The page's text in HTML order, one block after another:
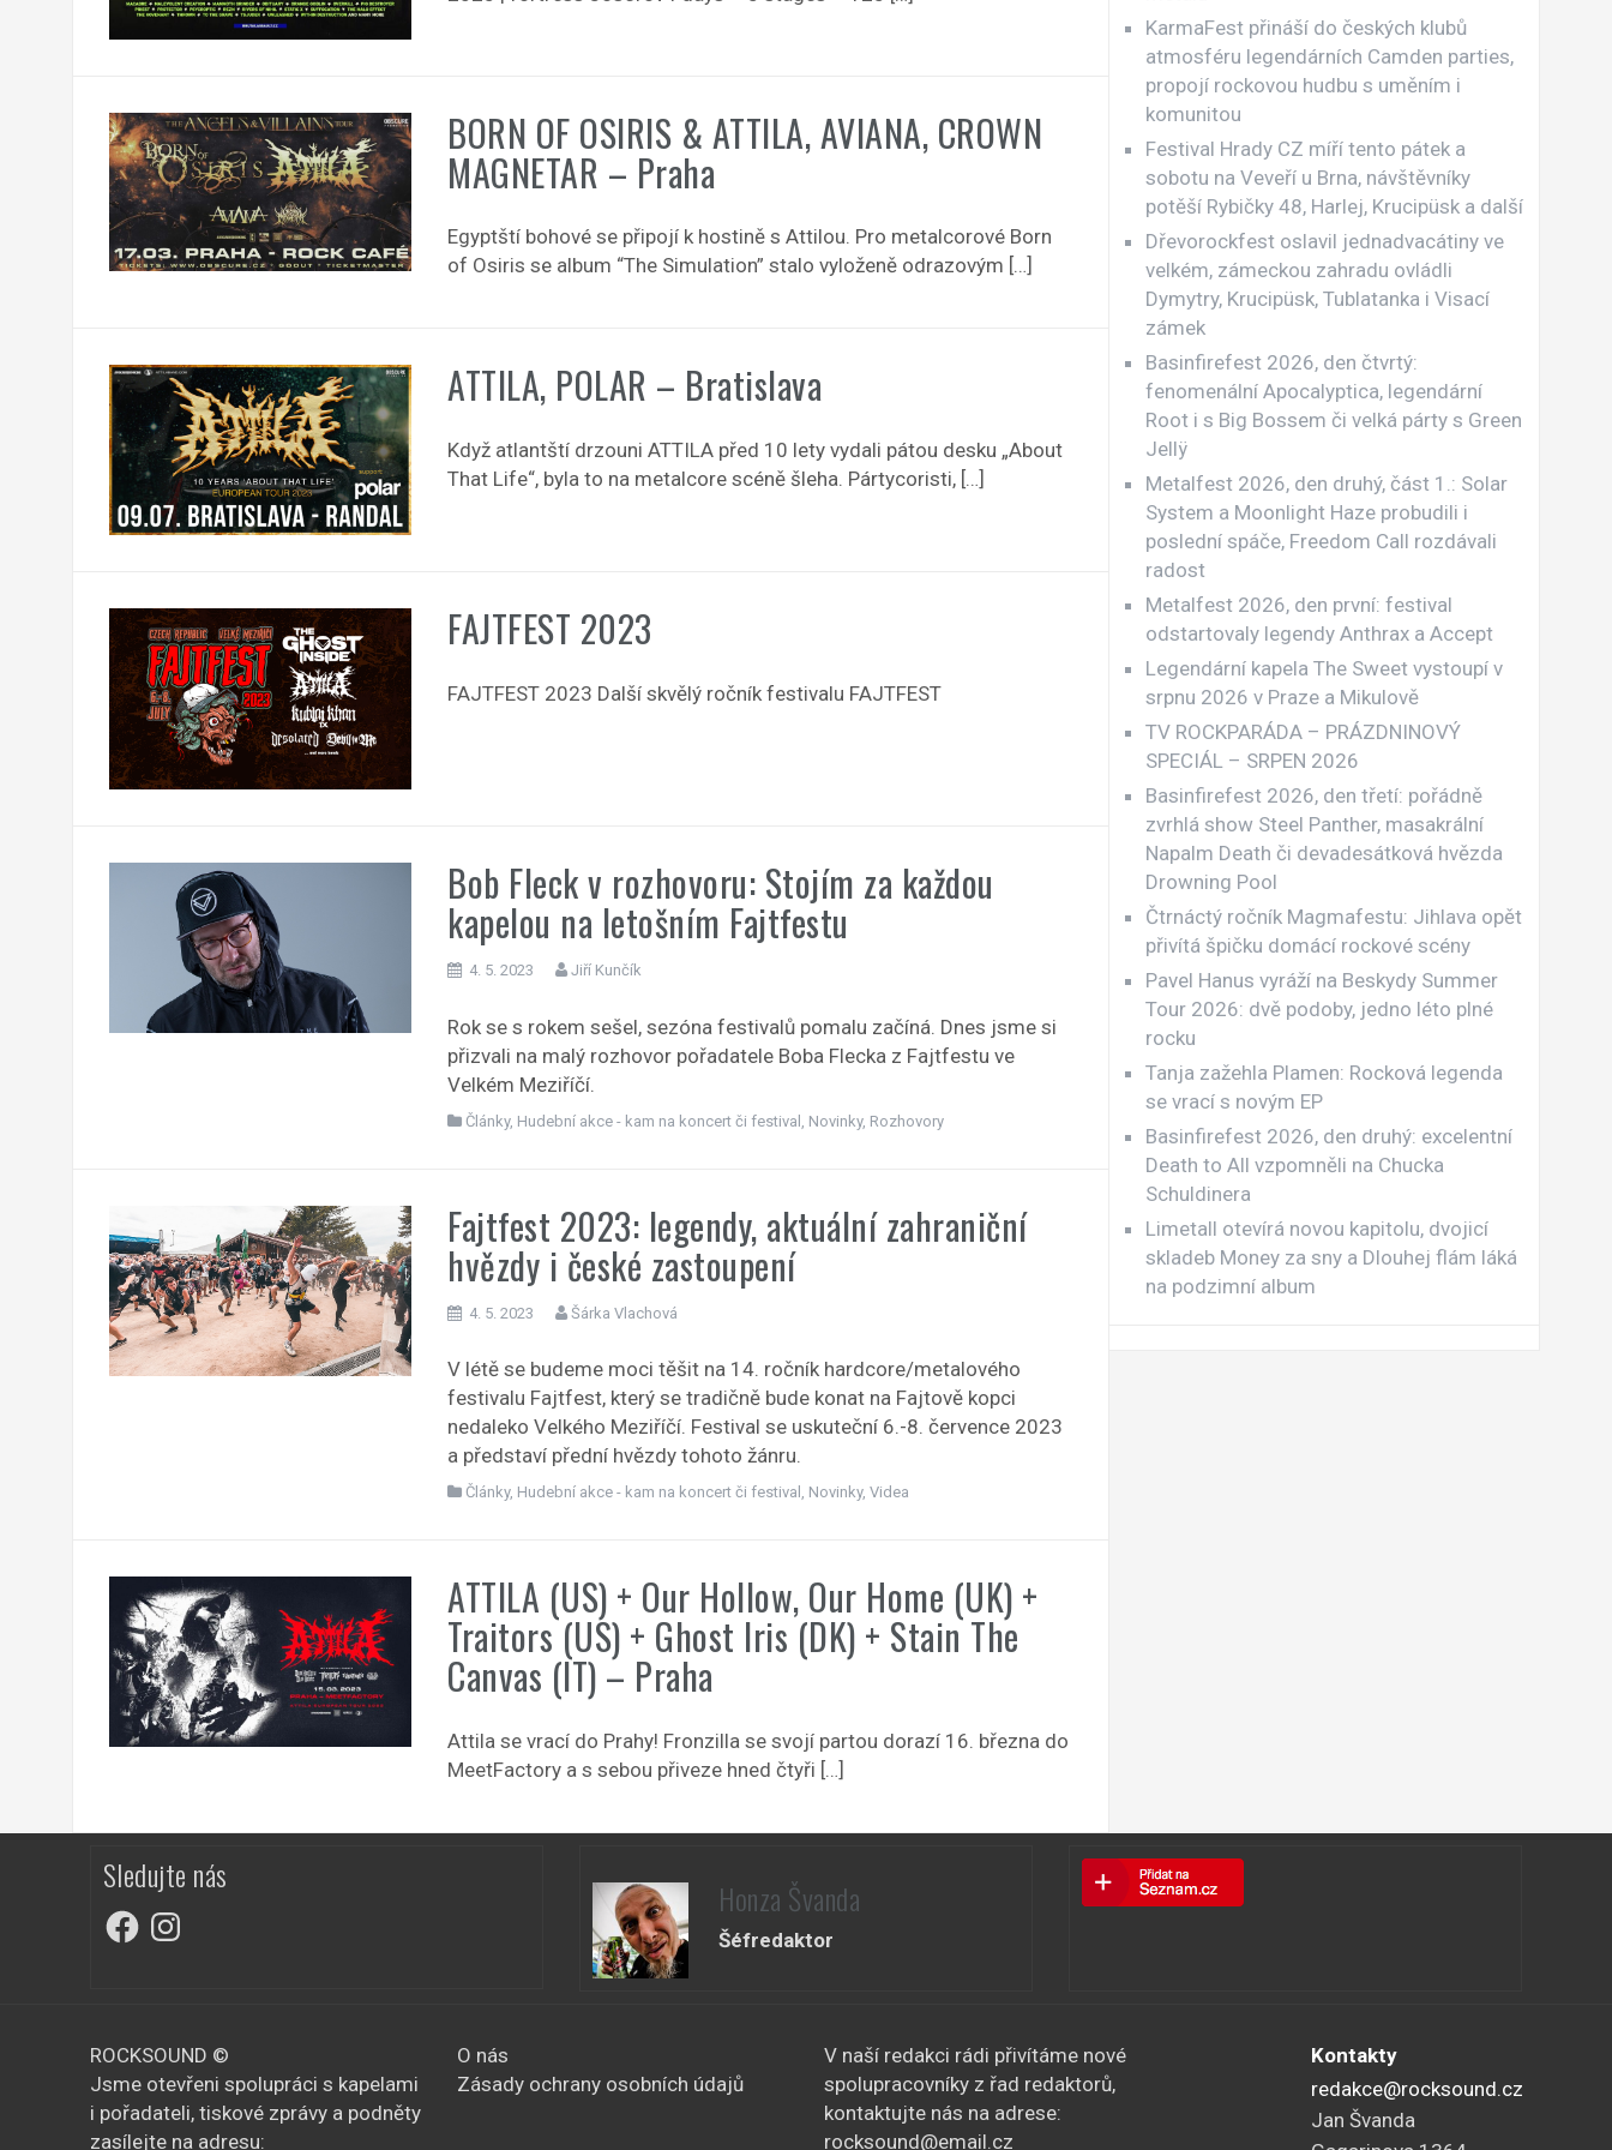
BORN OF OSIRIS & ATTILA, AVIANA, CROWN
MAGNETAR – Praha
Egyptští bohové se připojí k hostině s Attilou. Pro metalcorové Born
of Osiris se album “The Simulation” stalo vyloženě odrazovým […]
ATTILA, POLAR – Bratislava
Když atlantští drzouni ATTILA před 10 lety vydali pátou desku „About
That Life“, byla to na metalcore scéně šleha. Pártycoristi, […]
FAJTFEST 2023
FAJTFEST 2023 Další skvělý ročník festivalu FAJTFEST
Bob Fleck v rozhovoru: Stojím za každou
kapelou na letošním Fajtfestu
4. 5. 2023 Jiří Kunčík
Rok se s rokem sešel, sezóna festivalů pomalu začíná. Dnes jsme si
přizvali na malý rozhovor pořadatele Boba Flecka z Fajtfestu ve
Velkém Meziříčí.
Články, Hudební akce - kam na koncert či festival Novinky, Rozhovory
Fajtfest 2023: legendy, aktuální zahraniční
hvězdy i české zastoupení
4. 5. 2023 Šárka Vlachová
V létě se budeme moci těšit na 14. ročník hardcore/metalového
festivalu Fajtfest, který se tradičně bude konat na Fajtově kopci
nedaleko Velkého Meziříčí. Festival se uskuteční 6.-8. července 2023
a představí přední hvězdy tohoto žánru.
Články, Hudební akce - kam na koncert či festival , Novinky,Videa
ATTILA (US) + Our Hollow, Our Home (UK) +
Traitors (US) + Ghost Iris (DK) + Stain The
Canvas (IT) – Praha
Attila se vrací do Prahy! Fronzilla se svojí partou dorazí 16. března do
MeetFactory a s sebou přiveze hned čtyři […]
KarmaFest přináší do českých klubů
atmosféru legendárních Camden parties,
propojí rockovou hudbu s uměním i
komunitou
Festival Hrady CZ míří tento pátek a
sobotu na Veveří u Brna, návštěvníky
potěší Rybičky 48, Harlej, Krucipüsk a další
Dřevorockfest oslavil jednadvacátiny ve
velkém, zámeckou zahradu ovládli
Dymytry, Krucipüsk, Tublatanka i Visací
zámek
Basinfirefest 2026, den čtvrtý:
fenomenální Apocalyptica, legendární
Root i s Big Bossem či velká párty s Green
Jellÿ
Metalfest 2026, den druhý, část 1.: Solar
System a Moonlight Haze probudili i
poslední spáče, Freedom Call rozdávali
radost
Metalfest 2026, den první: festival
odstartovaly legendy Anthrax a Accept
Legendární kapela The Sweet vystoupí v
srpnu 2026 v Praze a Mikulově
TV ROCKPARÁDA – PRÁZDNINOVÝ
SPECIÁL – SRPEN 2026
Basinfirefest 2026, den třetí: pořádně
zvrhlá show Steel Panther, masakrální
Napalm Death či devadesátková hvězda
Drowning Pool
Čtrnáctý ročník Magmafestu: Jihlava opět
přivítá špičku domácí rockové scény
Pavel Hanus vyráží na Beskydy Summer
Tour 2026: dvě podoby, jedno léto plné
rocku
Tanja zažehla Plamen: Rocková legenda
se vrací s novým EP
Basinfirefest 2026, den druhý: excelentní
Death to All vzpomněli na Chucka
Schuldinera
Limetall otevírá novou kapitolu, dvojicí
skladeb Money za sny a Dlouhej flám láká
na podzimní album
Sledujte nás
FacebookInstagram Honza Švanda
Šéfredaktor
ROCKSOUND ©
Jsme otevřeni spolupráci s kapelami
i pořadateli, tiskové zprávy a podněty
zasílejte na adresu:
O nás
Zásady ochrany osobních údajů
V naší redakci rádi přivítáme nové
spolupracovníky z řad redaktorů,
kontaktujte nás na adrese:
rocksound@email.cz
Kontakty
redakce@rocksound.cz
Jan Švanda